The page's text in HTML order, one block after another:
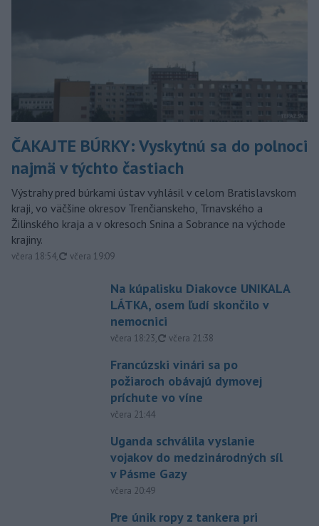
ČAKAJTE BÚRKY: Vyskytnú sa do polnoci
najmä v týchto častiach
Výstrahy pred búrkami ústav vyhlásil v celom Bratislavskom
kraji, vo väčšine okresov Trenčianskeho, Trnavského a
Žilinského kraja a v okresoch Snina a Sobrance na východe
krajiny.
včera 18:54, aktualizované
včera 19:09
Na kúpalisku Diakovce UNIKALA
LÁTKA, osem ľudí skončilo v
nemocnici
včera 18:23, aktualizované
včera 21:38
Francúzski vinári sa po
požiaroch obávajú dymovej
príchute vo víne
včera 21:44
Uganda schválila vyslanie
vojakov do medzinárodných síl
v Pásme Gazy
včera 20:49
Pre únik ropy z tankera pri